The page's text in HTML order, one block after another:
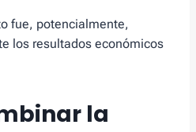
fue, potencialmente,
los resultados económicos
la